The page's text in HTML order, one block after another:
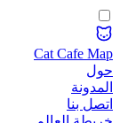
Cat Cafe Map
حول
المدونة
اتصل بنا